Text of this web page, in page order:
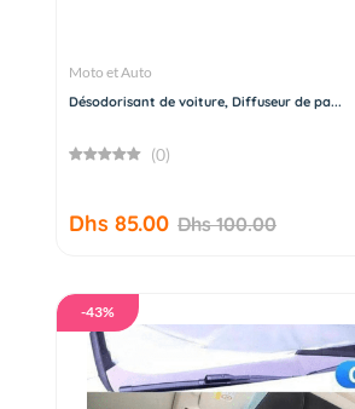
Moto et Auto
Désodorisant de voiture, Diffuseur de pa...
(0)
Dhs 85.00 Dhs 100.00
-43%